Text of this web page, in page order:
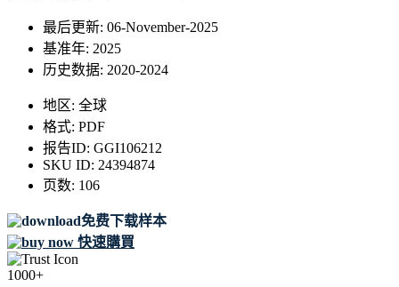
最后更新: 06-November-2025
基准年: 2025
历史数据: 2020-2024
地区: 全球
格式: PDF
报告ID: GGI106212
SKU ID: 24394874
页数: 106
免费下载样本
快速購買
1000+